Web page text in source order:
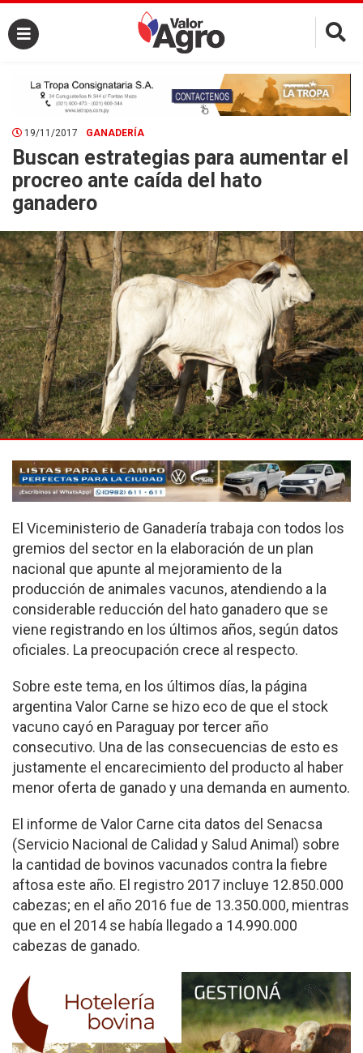
×
19/11/2017 GANADERÍA
Buscan estrategias para aumentar el
procreo ante caída del hato
ganadero
El Viceministerio de Ganadería trabaja con todos los
gremios del sector en la elaboración de un plan
nacional que apunte al mejoramiento de la
producción de animales vacunos, atendiendo a la
considerable reducción del hato ganadero que se
viene registrando en los últimos años, según datos
oficiales. La preocupación crece al respecto.
Sobre este tema, en los últimos días, la página
argentina Valor Carne se hizo eco de que el stock
vacuno cayó en Paraguay por tercer año
consecutivo. Una de las consecuencias de esto es
justamente el encarecimiento del producto al haber
menor oferta de ganado y una demanda en aumento.
El informe de Valor Carne cita datos del Senacsa
(Servicio Nacional de Calidad y Salud Animal) sobre
la cantidad de bovinos vacunados contra la fiebre
aftosa este año. El registro 2017 incluye 12.850.000
cabezas; en el año 2016 fue de 13.350.000, mientras
que en el 2014 se había llegado a 14.990.000
cabezas de ganado.